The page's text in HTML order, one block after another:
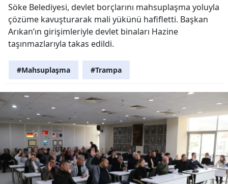
Söke Belediyesi, devlet borçlarını mahsuplaşma yoluyla
çözüme kavuşturarak mali yükünü hafifletti. Başkan
Arıkan’ın girişimleriyle devlet binaları Hazine
taşınmazlarıyla takas edildi.
#Mahsuplaşma #Trampa